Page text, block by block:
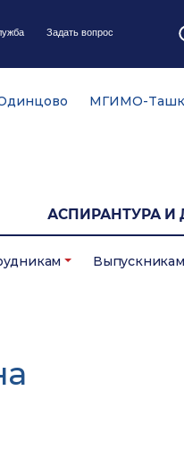
Задать вопрос
МГИМО-
АСПИРАНТУРА И
Выпускникам